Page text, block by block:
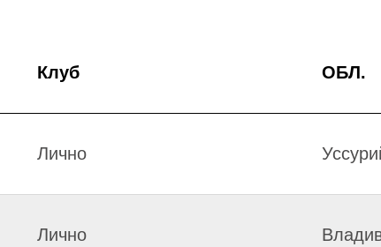
Клуб ОБЛ.
Лично
Лично